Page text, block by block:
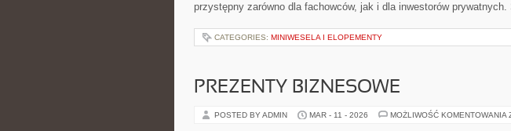
przystępny zarówno dla fachowców, jak i dla inwestorów
CATEGORIES: MINIWESELA I ELOPEMENTY
PREZENTY BIZNESOWE
POSTED BY ADMIN MAR - 11 - 2026 MOŻLIWOŚĆ KOMENTOWANIA